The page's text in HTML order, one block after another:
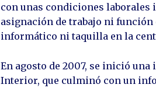
con unas condiciones laborales
asignación de trabajo ni función
informático ni taquilla en la
En agosto de 2007, se inició
Interior, que culminó con un